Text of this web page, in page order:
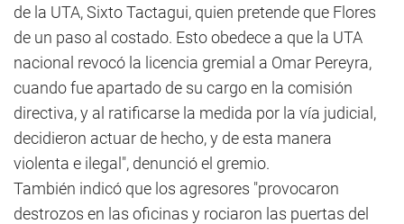
de la UTA, Sixto Tactagui, quien pretende que Flores
de un paso al costado. Esto obedece a que la UTA
nacional revocó la licencia gremial a Omar Pereyra,
cuando fue apartado de su cargo en la comisión
directiva, y al ratificarse la medida por la vía judicial,
decidieron actuar de hecho, y de esta manera
violenta e ilegal", denunció el gremio.
También indicó que los agresores "provocaron
destrozos en las oficinas y rociaron las puertas del